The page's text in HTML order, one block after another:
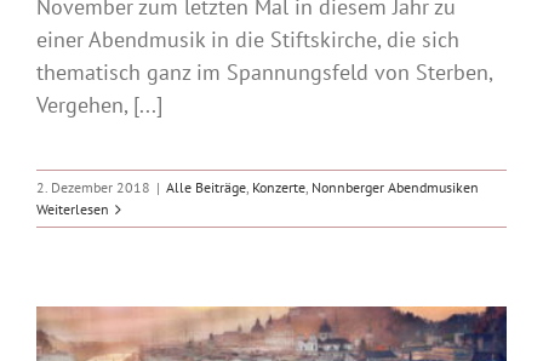
November zum letzten Mal in diesem Jahr zu
einer Abendmusik in die Stiftskirche, die sich
thematisch ganz im Spannungsfeld von Sterben,
Vergehen, [...]
2. Dezember 2018 | Alle Beiträge, Konzerte, Nonnberger Abendmusiken
Weiterlesen